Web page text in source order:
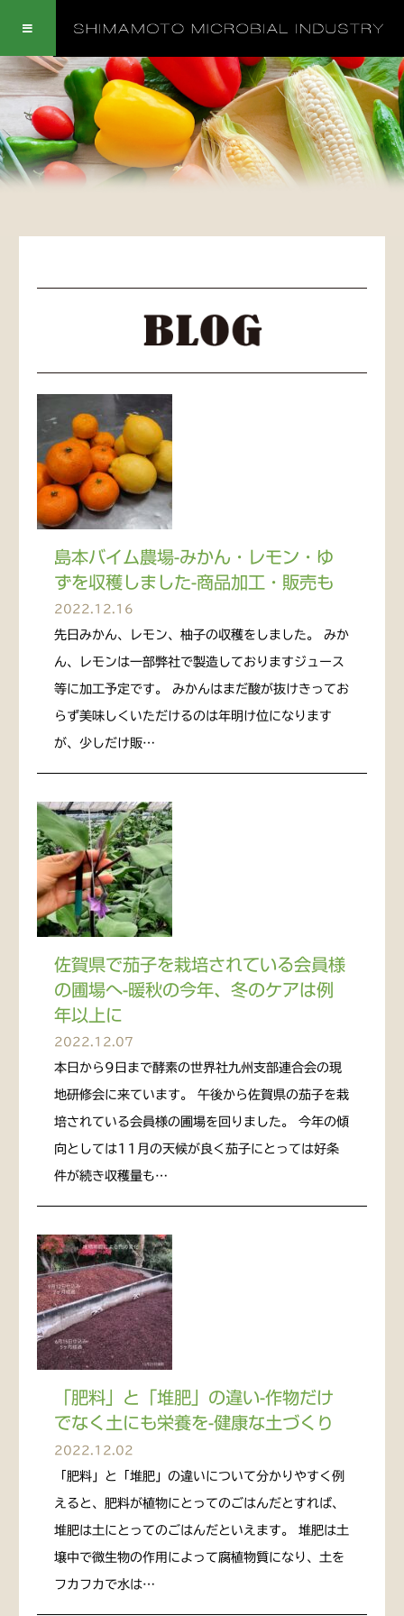
島本バイム農場-みかん・レモン・ゆ
ずを収穫しました-商品加工・販売も
2022.12.16
先日みかん、レモン、柚子の収穫をしました。 みか
ん、レモンは一部弊社で製造しておりますジュース
等に加工予定です。 みかんはまだ酸が抜けきってお
らず美味しくいただけるのは年明け位になります
が、少しだけ販…
佐賀県で茄子を栽培されている会員様
の圃場へ-暖秋の今年、冬のケアは例
年以上に
2022.12.07
本日から9日まで酵素の世界社九州支部連合会の現
地研修会に来ています。 午後から佐賀県の茄子を栽
培されている会員様の圃場を回りました。 今年の傾
向としては11月の天候が良く茄子にとっては好条
件が続き収穫量も…
「肥料」と「堆肥」の違い-作物だけ
でなく土にも栄養を-健康な土づくり
2022.12.02
「肥料」と「堆肥」の違いについて分かりやすく例
えると、肥料が植物にとってのごはんだとすれば、
堆肥は土にとってのごはんだといえます。 堆肥は土
壌中で微生物の作用によって腐植物質になり、土を
フカフカで水は…